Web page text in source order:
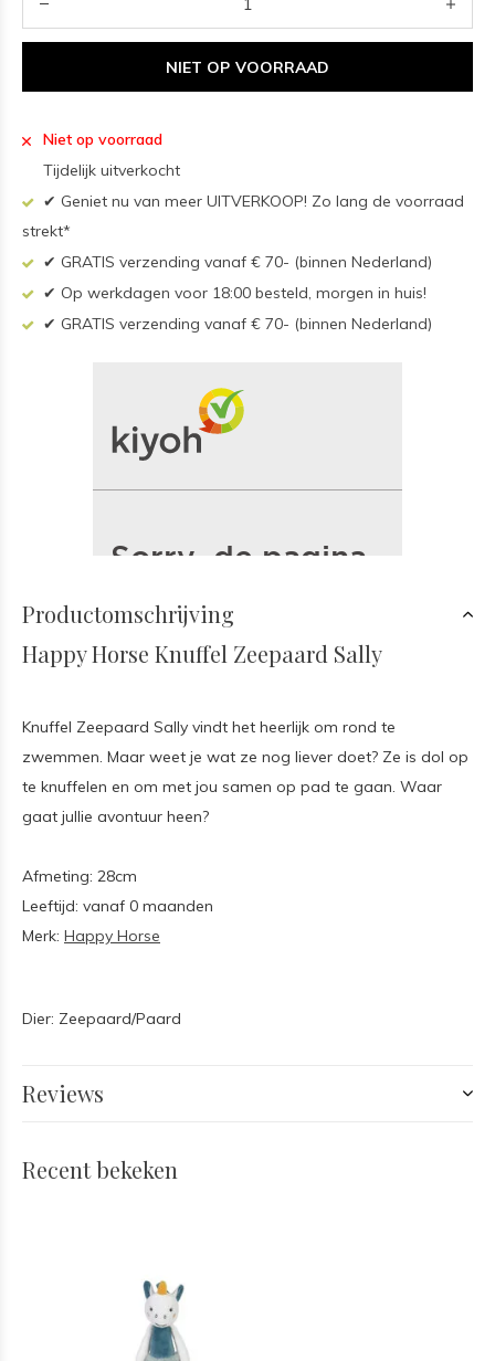
NIET OP VOORRAAD
Niet op voorraad
Tijdelijk uitverkocht
✔ Geniet nu van meer UITVERKOOP! Zo lang de voorraad
strekt*
✔ GRATIS verzending vanaf € 70- (binnen Nederland)
✔ Op werkdagen voor 18:00 besteld, morgen in huis!
✔ GRATIS verzending vanaf € 70- (binnen Nederland)
Productomschrijving
Happy Horse Knuffel Zeepaard Sally
Knuffel Zeepaard Sally vindt het heerlijk om rond te
zwemmen. Maar weet je wat ze nog liever doet? Ze is dol op
te knuffelen en om met jou samen op pad te gaan. Waar
gaat jullie avontuur heen?
Afmeting: 28cm
Leeftijd: vanaf 0 maanden
Merk: Happy Horse
Dier: Zeepaard/Paard
Reviews
Recent bekeken